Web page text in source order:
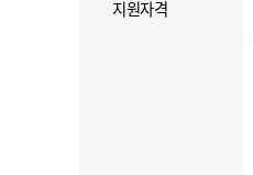
지원자격